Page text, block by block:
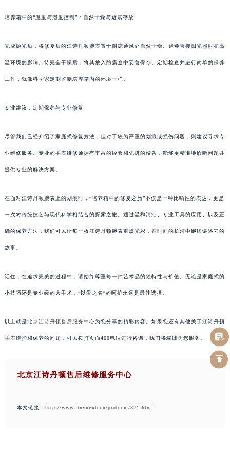
培养箱中的“温度与湿度控制”：自然干燥与避震存放
完成抛光后，将修复后的江诗丹顿腕表置于阴凉通风处自然干燥。避免直接阳光照射和高
温环境的影响。待完全干燥后，将其放入防震盒中妥善保存。定期检查并进行简单的保养
工作，就像科学家定期监测培养箱内的环境一样。
专业建议：定期保养与专业修复
尽管我们已经介绍了家庭式修复方法，但对于较为严重的划痕或损伤问题，则建议寻求专
业维修服务。专业的手表维修师拥有丰富的经验和先进的设备，能够更精准地诊断问题并
提供专业的解决方案。
在面对江诗丹顿腕表上的划痕时，“培养箱中的修复之旅”不仅是一种比喻性的表达，更是
一次对传统技艺与现代科学相结合的探索之旅。通过温和清洁、专业工具的应用、以及正
确的保养方法，我们可以让每一枚江诗丹顿腕表重焕光彩，在时间的长河中继续讲述它的
故事。
记住，在追求完美的过程中，请始终尊重每一件艺术品的独特性与价值。无论是家庭式的
小技巧还是专业级的大手术，“以爱之名”的呵护永远是最佳选择。
以上就是北京江诗丹顿售后服务中心为您分享的精彩内容。如果您还有其他关于江诗丹顿
手表维护和保养的问题，可以拨打页面400电话进行咨询，我们将竭诚为您服务。
北京江诗丹顿售后维修服务中心
本文链接： http://www.frnyngxb.cn/problem/371.html